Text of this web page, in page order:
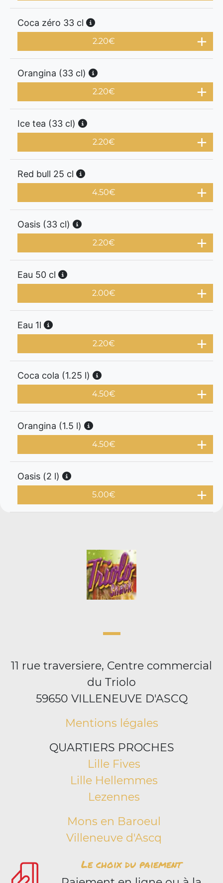
Coca zéro 33 cl
2.20€
Orangina (33 cl)
2.20€
Ice tea (33 cl)
2.20€
Red bull 25 cl
4.50€
Oasis (33 cl)
2.20€
Eau 50 cl
2.00€
Eau 1l
2.20€
Coca cola (1.25 l)
4.50€
Orangina (1.5 l)
4.50€
Oasis (2 l)
5.00€
11 rue traversiere, Centre commercial
du Triolo
59650 VILLENEUVE D'ASCQ
Mentions légales
QUARTIERS PROCHES
Lille Fives
Lille Hellemmes
Lezennes
Mons en Baroeul
Villeneuve d'Ascq
Le choix du paiement